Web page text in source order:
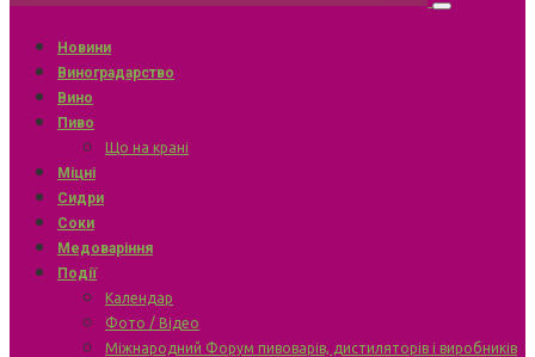
Новини
Виноградарство
Вино
Пиво
Що на крані
Міцні
Сидри
Соки
Медоваріння
Події
Календар
Фото / Відео
Міжнародний Форум пивоварів, дистиляторів і виробників